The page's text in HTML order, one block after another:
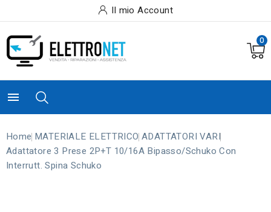
Il mio Account
0

Home MATERIALE ELETTRICO ADATTATORI VARI
Adattatore 3 Prese 2P+T 10/16A Bipasso/Schuko Con
Interrutt. Spina Schuko